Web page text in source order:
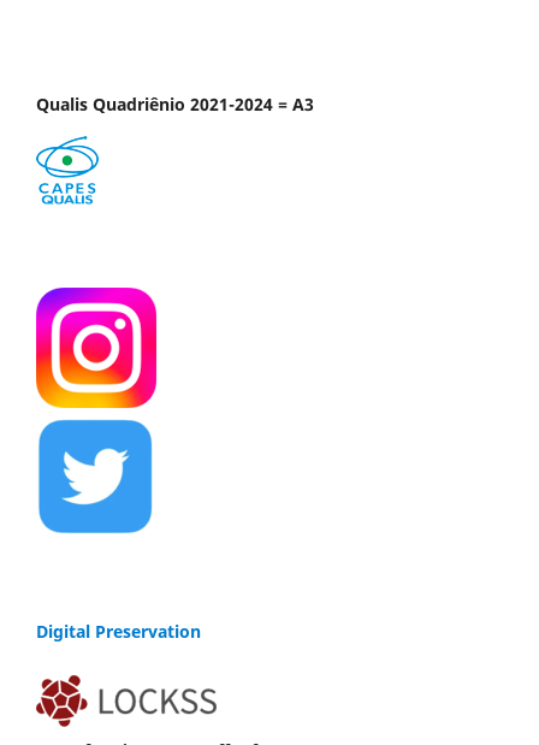
Qualis Quadriênio 2021-2024 = A3
Digital Preservation